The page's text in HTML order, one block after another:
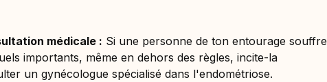
médicale : Si une personne de ton entourage souffre
importants, même en dehors des règles, incite-la
un gynécologue spécialisé dans l'endométriose.